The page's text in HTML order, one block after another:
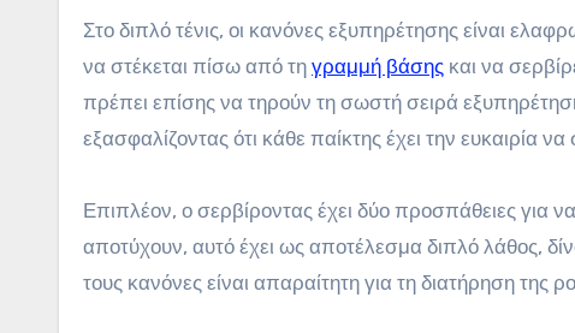
Στο διπλό τένις, οι κανόνες εξυπηρέτησης είναι
να στέκεται πίσω από τη γραμμή βάσης και να
πρέπει επίσης να τηρούν τη σωστή σειρά
εξασφαλίζοντας ότι κάθε παίκτης έχει την ευκαιρία να
Επιπλέον, ο σερβίροντας έχει δύο προσπάθειες για
αποτύχουν, αυτό έχει ως αποτέλεσμα διπλό λάθος,
τους κανόνες είναι απαραίτητη για τη διατήρηση της